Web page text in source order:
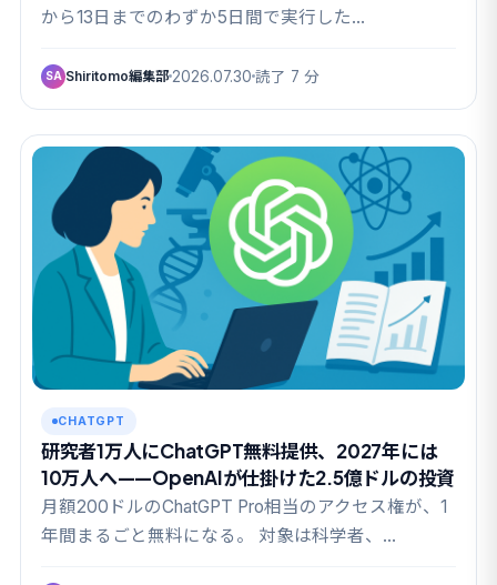
から13日までのわずか5日間で実行した…
SA Shiritomo編集部 2026.07.30 読了 7 分
CHATGPT
研究者1万人にChatGPT無料提供、2027年には
10万人へ——OpenAIが仕掛けた2.5億ドルの投資
月額200ドルのChatGPT Pro相当のアクセス権が、1
年間まるごと無料になる。 対象は科学者、…